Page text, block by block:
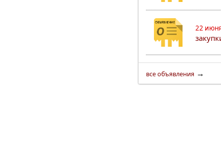
22
все объявления →